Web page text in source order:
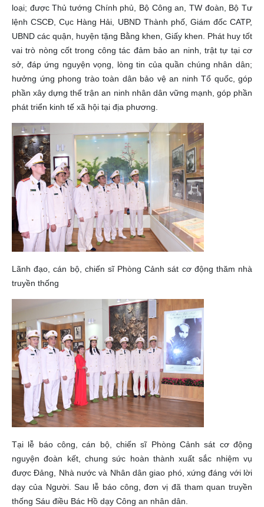
loại; được Thủ tướng Chính phủ, Bộ Công an, TW đoàn, Bộ Tư
lệnh CSCĐ, Cục Hàng Hải, UBND Thành phố, Giám đốc CATP,
UBND các quận, huyện tặng Bằng khen, Giấy khen. Phát huy tốt
vai trò nòng cốt trong công tác đảm bảo an ninh, trật tự tại cơ
sở, đáp ứng nguyện vọng, lòng tin của quần chúng nhân dân;
hưởng ứng phong trào toàn dân bảo vệ an ninh Tổ quốc, góp
phần xây dựng thế trận an ninh nhân dân vững mạnh, góp phần
phát triển kinh tế xã hội tại địa phương.
Lãnh đạo, cán bộ, chiến sĩ Phòng Cảnh sát cơ động thăm nhà
truyền thống
Tại lễ báo công, cán bộ, chiến sĩ Phòng Cảnh sát cơ động
nguyện đoàn kết, chung sức hoàn thành xuất sắc nhiệm vụ
được Đảng, Nhà nước và Nhân dân giao phó, xứng đáng với lời
dạy của Người. Sau lễ báo công, đơn vị đã tham quan truyền
thống Sáu điều Bác Hồ dạy Công an nhân dân.